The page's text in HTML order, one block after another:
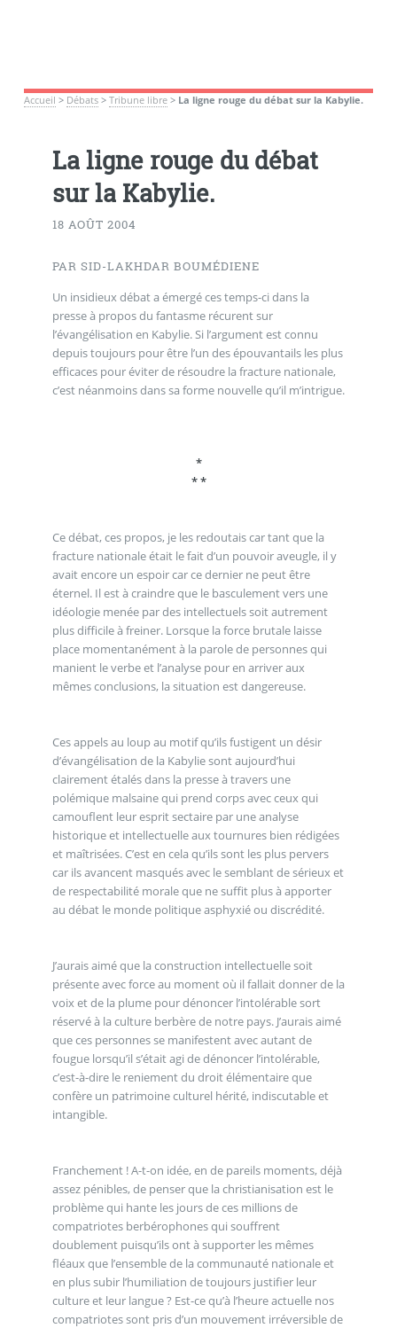
Accueil > Débats> Tribune libre> La ligne rouge du débat sur la Kabylie.
La ligne rouge du débat
sur la Kabylie.
18 AOÛT 2004
PAR SID-LAKHDAR BOUMÉDIENE
Un insidieux débat a émergé ces temps-ci dans la
presse à propos du fantasme récurent sur
l’évangélisation en Kabylie. Si l’argument est connu
depuis toujours pour être l’un des épouvantails les plus
efficaces pour éviter de résoudre la fracture nationale,
c’est néanmoins dans sa forme nouvelle qu’il m’intrigue.
*
* *
Ce débat, ces propos, je les redoutais car tant que la
fracture nationale était le fait d’un pouvoir aveugle, il y
avait encore un espoir car ce dernier ne peut être
éternel. Il est à craindre que le basculement vers une
idéologie menée par des intellectuels soit autrement
plus difficile à freiner. Lorsque la force brutale laisse
place momentanément à la parole de personnes qui
manient le verbe et l’analyse pour en arriver aux
mêmes conclusions, la situation est dangereuse.
Ces appels au loup au motif qu’ils fustigent un désir
d’évangélisation de la Kabylie sont aujourd’hui
clairement étalés dans la presse à travers une
polémique malsaine qui prend corps avec ceux qui
camouflent leur esprit sectaire par une analyse
historique et intellectuelle aux tournures bien rédigées
et maîtrisées. C’est en cela qu’ils sont les plus pervers
car ils avancent masqués avec le semblant de sérieux et
de respectabilité morale que ne suffit plus à apporter
au débat le monde politique asphyxié ou discrédité.
J’aurais aimé que la construction intellectuelle soit
présente avec force au moment où il fallait donner de la
voix et de la plume pour dénoncer l’intolérable sort
réservé à la culture berbère de notre pays. J’aurais aimé
que ces personnes se manifestent avec autant de
fougue lorsqu’il s’était agi de dénoncer l’intolérable,
c’est-à-dire le reniement du droit élémentaire que
confère un patrimoine culturel hérité, indiscutable et
intangible.
Franchement ! A-t-on idée, en de pareils moments, déjà
assez pénibles, de penser que la christianisation est le
problème qui hante les jours de ces millions de
compatriotes berbérophones qui souffrent
doublement puisqu’ils ont à supporter les mêmes
fléaux que l’ensemble de la communauté nationale et
en plus subir l’humiliation de toujours justifier leur
culture et leur langue ? Est-ce qu’à l’heure actuelle nos
compatriotes sont pris d’un mouvement irréversible de